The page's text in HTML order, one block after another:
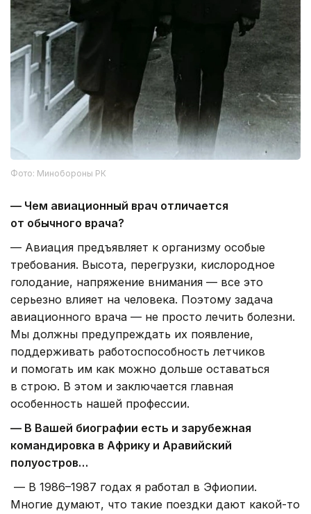
Фото: Минобороны РК
— Чем авиационный врач отличается
от обычного врача?
— Авиация предъявляет к организму особые
требования. Высота, перегрузки, кислородное
голодание, напряжение внимания — все это
серьезно влияет на человека. Поэтому задача
авиационного врача — не просто лечить болезни.
Мы должны предупреждать их появление,
поддерживать работоспособность летчиков
и помогать им как можно дольше оставаться
в строю. В этом и заключается главная
особенность нашей профессии.
— В Вашей биографии есть и зарубежная
командировка в Африку и Аравийский
полуостров…
— В 1986–1987 годах я работал в Эфиопии.
Многие думают, что такие поездки дают какой-то